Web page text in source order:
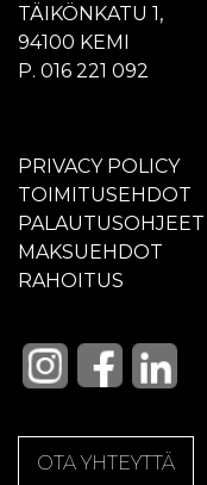
TÄIKÖNKATU 1,
94100 KEMI
P. 016 221 092
PRIVACY POLICY
TOIMITUSEHDOT
PALAUTUSOHJEET
MAKSUEHDOT
RAHOITUS
OTA YHTEYTTÄ